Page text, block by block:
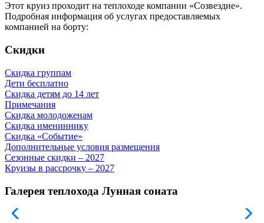
Этот круиз проходит на теплоходе компании «Созвездие».
Подробная информация об услугах предоставляемых
компанией на борту:
Скидки
Скидка группам
Дети бесплатно
Скидка детям до 14 лет
Примечания
Скидка молодоженам
Скидка имениннику
Скидка «Событие»
Дополнительные условия размещения
Сезонные скидки – 2027
Круизы в рассрочку – 2027
Галерея теплохода Лунная соната